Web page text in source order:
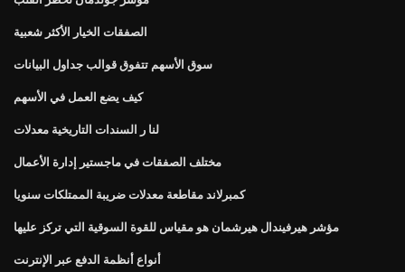
الصفقات الخيار الأكثر شعبية
سوق الأسهم تتفوق قوالب جداول البيانات
كيف يضع العمل في الأسهم
لنا ر السندات التاريخية معدلات
مختلف الصفقات في ماجستير إدارة الأعمال
كمبرلاند مقاطعة معدلات ضريبة الممتلكات سنويا
مؤشر هيرفيندال هيرشمان هو مقياس للقوة السوقية التي تركز عليها
أنواع أنظمة الدفع عبر الإنترنت